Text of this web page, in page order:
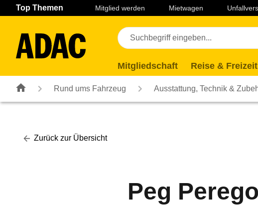
Navigation Seiteninhalt Fußzeile
Top Themen Mitglied werden Mietwagen
Mitgliedschaft Reise & Freizeit
Rund ums Fahrzeug Ausstattung, Technik &
Zurück zur Übersicht
Peg